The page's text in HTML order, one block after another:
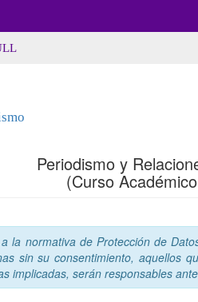
Periodismo y
(Curso
la normativa de Protección de
sin su consentimiento, aquellos
implicadas, serán responsables